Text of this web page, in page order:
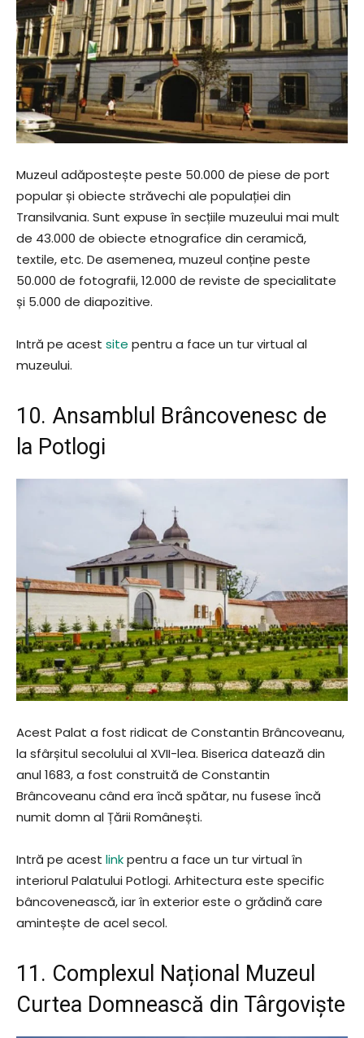
Muzeul adăpostește peste 50.000 de piese de port
popular și obiecte străvechi ale populației din
Transilvania. Sunt expuse în secțiile muzeului mai mult
de 43.000 de obiecte etnografice din ceramică,
textile, etc. De asemenea, muzeul conține peste
50.000 de fotografii, 12.000 de reviste de specialitate
și 5.000 de diapozitive.
Intră pe acest site pentru a face un tur virtual al
muzeului.
10. Ansamblul Brâncovenesc de
la Potlogi
Acest Palat a fost ridicat de Constantin Brâncoveanu,
la sfârșitul secolului al XVII-lea. Biserica datează din
anul 1683, a fost construită de Constantin
Brâncoveanu când era încă spătar, nu fusese încă
numit domn al Țării Românești.
Intră pe acest linkpentru a face un tur virtual în
interiorul Palatului Potlogi. Arhitectura este specific
bâncovenească, iar în exterior este o grădină care
amintește de acel secol.
11. Complexul Național Muzeul
Curtea Domnească din Târgoviște